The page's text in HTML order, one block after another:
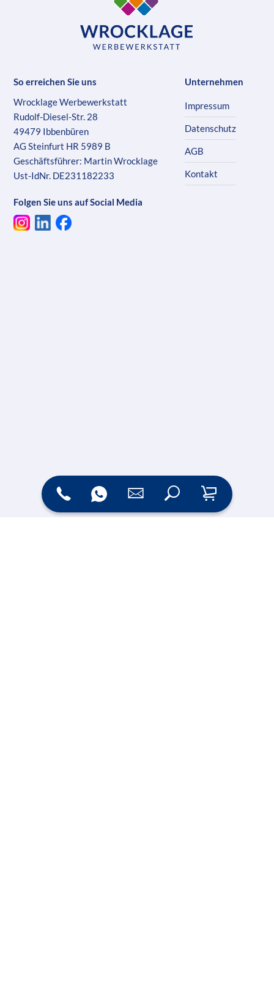
So erreichen Sie uns
Wrocklage Werbewerkstatt
Rudolf-Diesel-Str. 28
49479 Ibbenbüren
AG Steinfurt HR 5989 B
Geschäftsführer: Martin Wrocklage
Ust-IdNr. DE231182233
Folgen Sie uns auf Social Media
Unternehmen
Impressum
Datenschutz
AGB
Kontakt